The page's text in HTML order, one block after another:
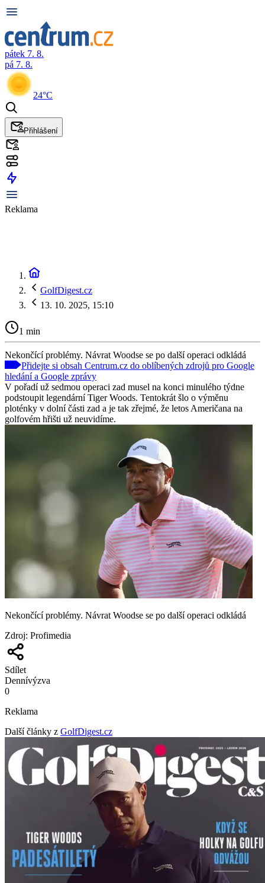
pátek 7. 8.
pá 7. 8.
24°C
Přihlášení
Reklama
GolfDigest.cz
13. 10. 2025, 15:10
1 min
Nekončící problémy. Návrat Woodse se po další operaci odkládá
Přidejte si obsah Centrum.cz do oblíbených zdrojů pro Google
hledání a Google zprávy
V pořadí už sedmou operaci zad musel na konci minulého týdne
podstoupit legendární Tiger Woods. Tentokrát šlo o výměnu
ploténky v dolní části zad a je tak zřejmé, že letos Američana na
golfovém hřišti už neuvidíme.
Nekončící problémy. Návrat Woodse se po další operaci odkládá
Zdroj: Profimedia
Sdílet
Dennívýzva
0
Reklama
Další články z GolfDigest.cz